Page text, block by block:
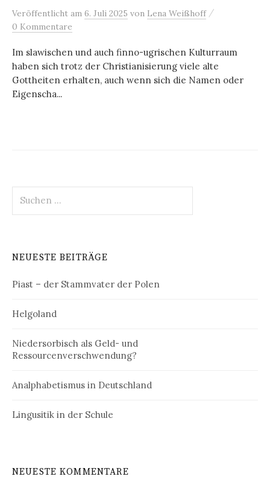
Veröffentlicht am 6. Juli 2025 von Lena Weißhoff /
0 Kommentare
Im slawischen und auch finno-ugrischen Kulturraum
haben sich trotz der Christianisierung viele alte
Gottheiten erhalten, auch wenn sich die Namen oder
Eigenscha...
nach:
NEUESTE BEITRÄGE
Piast – der Stammvater der Polen
Helgoland
Niedersorbisch als Geld- und
Ressourcenverschwendung?
Analphabetismus in Deutschland
Lingusitik in der Schule
NEUESTE KOMMENTARE